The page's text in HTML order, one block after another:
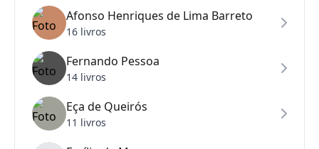
Afonso Henriques de Lima Barreto
16 livros
Fernando Pessoa
14 livros
Eça de Queirós
11 livros